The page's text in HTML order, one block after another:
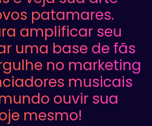
patamares.
amplificar seu
uma base de fãs
no marketing
musicais
ouvir sua
mesmo!